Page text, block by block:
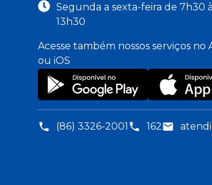
Segunda a sexta-feira de 7h30
13h30
Acesse também nossos serviços no
ou iOS
(86) 3326-2001 162